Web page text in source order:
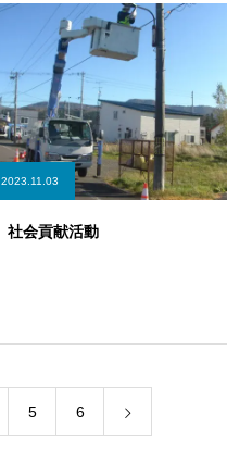
2023.11.03
社会貢献活動
5 6